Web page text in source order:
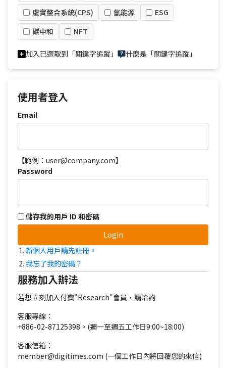
虛實整合系統(CPS)
氫能源
ESG
碳中和
NFT
加入已選取到「關鍵字追蹤」 什麼是「關鍵字追蹤」
使用者登入
Email
【範例：user@company.com】
Password
儲存我的用戶 ID 和密碼
Login
新個人用戶請先註冊。
我忘了我的密碼？
服務加入辦法
若想立刻加入付費"Research"會員，請洽詢
客服專線：
+886-02-87125398。(週一至週五工作日9:00~18:00)
客服信箱：
member@digitimes.com (一個工作日內將回覆您的來信)